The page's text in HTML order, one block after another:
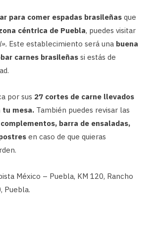
para comer espadas brasileñas que
céntrica de Puebla, puedes visitar
Este establecimiento será una buena
carnes brasileñas si estás de
por sus 27 cortes de carne llevados
tu mesa. También puedes revisar las
complementos, barra de ensaladas,
en caso de que quieras
México – Puebla, KM 120, Rancho
Puebla.